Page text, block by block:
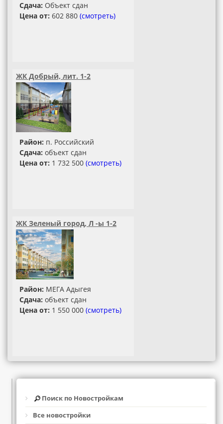
Сдача: Объект сдан
Цена от: 602 880 (смотреть)
ЖК Добрый, лит. 1-2
Район: п. Российский
Сдача: объект сдан
Цена от: 1 732 500 (смотреть)
ЖК Зеленый город, Л -ы 1-2
Район: МЕГА Адыгея
Сдача: объект сдан
Цена от: 1 550 000 (смотреть)
Поиск по Новостройкам
Все новостройки